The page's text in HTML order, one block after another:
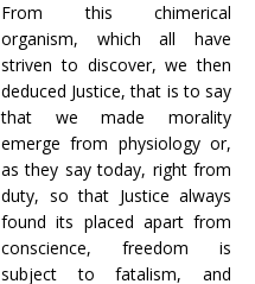
From this chimerical
organism, which all have
striven to discover, we then
deduced Justice, that is to say
that we made morality
emerge from physiology or,
as they say today, right from
duty, so that Justice always
found its placed apart from
conscience, freedom is
subject to fatalism, and